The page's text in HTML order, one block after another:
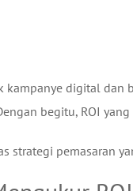
kampanye digital dan
begitu, ROI
strategi pemasaran